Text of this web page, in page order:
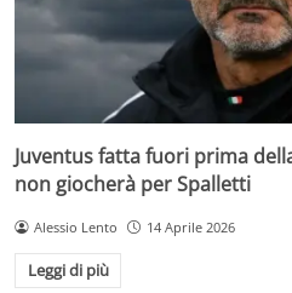
Juventus fatta fuori prima
non giocherà per Spalletti
Alessio Lento 14 Aprile 2026
Leggi di più